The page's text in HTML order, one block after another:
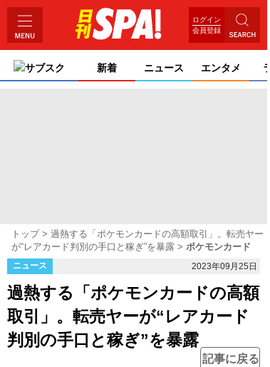
ログイン
会員登録
サブスク 新着 ニュース エンタメ
トップ
過熱する「ポケモンカードの高額取引」。転売ヤー
が“レアカード判別の手口と稼ぎ”を暴露
ポケモンカード
ニュース 2023年09月25日
過熱する「ポケモンカードの高額
取引」。転売ヤーが“レアカード
判別の手口と稼ぎ”を暴露
記事に戻る